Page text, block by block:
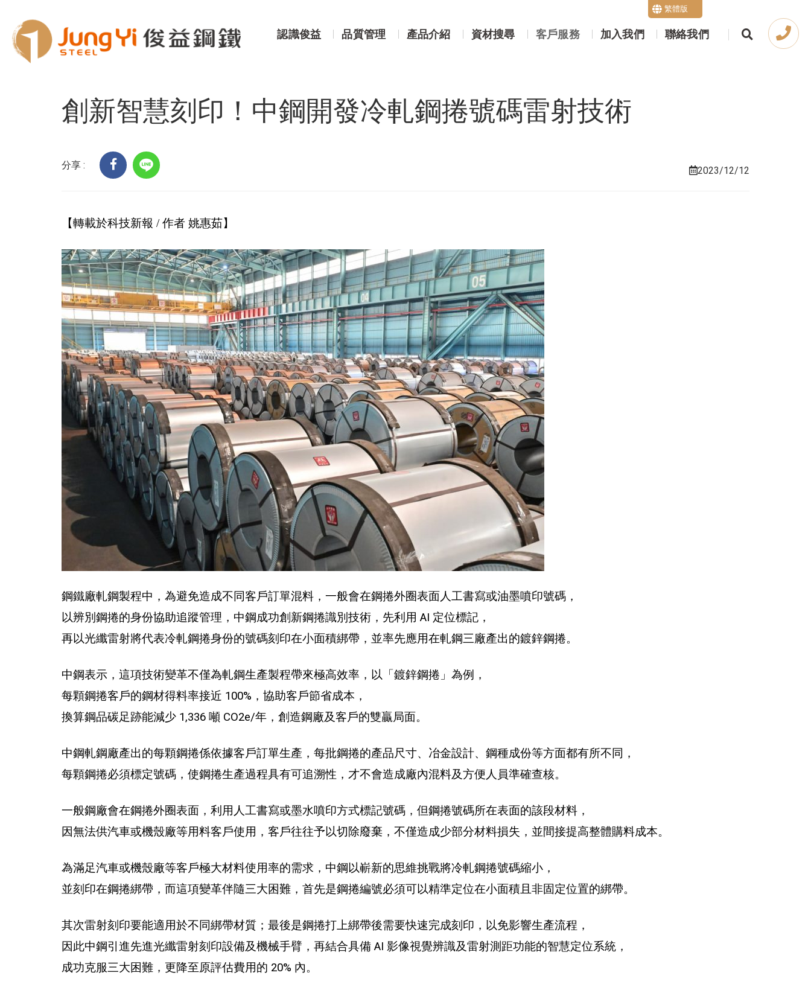
繁體版
English
認識俊益 品質管理 產品介紹 資材搜尋 客戶服務 加入我們 聯絡我們
創新智慧刻印！中鋼開發冷軋鋼捲號碼雷射技術
2023/12/12
分享 :
【轉載於科技新報 / 作者 姚惠茹】
鋼鐵廠軋鋼製程中，為避免造成不同客戶訂單混料，一般會在鋼捲外圈表面人工書寫或油墨噴印號碼，
以辨別鋼捲的身份協助追蹤管理，中鋼成功創新鋼捲識別技術，先利用 AI 定位標記，
再以光纖雷射將代表冷軋鋼捲身份的號碼刻印在小面積綁帶，並率先應用在軋鋼三廠產出的鍍鋅鋼捲。
中鋼表示，這項技術變革不僅為軋鋼生產製程帶來極高效率，以「鍍鋅鋼捲」為例，
每顆鋼捲客戶的鋼材得料率接近 100%，協助客戶節省成本，
換算鋼品碳足跡能減少 1,336 噸 CO2e/年，創造鋼廠及客戶的雙贏局面。
中鋼軋鋼廠產出的每顆鋼捲係依據客戶訂單生產，每批鋼捲的產品尺寸、冶金設計、鋼種成份等方面都有所不同，
每顆鋼捲必須標定號碼，使鋼捲生產過程具有可追溯性，才不會造成廠內混料及方便人員準確查核。
一般鋼廠會在鋼捲外圈表面，利用人工書寫或墨水噴印方式標記號碼，但鋼捲號碼所在表面的該段材料，
因無法供汽車或機殼廠等用料客戶使用，客戶往往予以切除廢棄，不僅造成少部分材料損失，並間接提高整體購料成本。
為滿足汽車或機殼廠等客戶極大材料使用率的需求，中鋼以嶄新的思維挑戰將冷軋鋼捲號碼縮小，
並刻印在鋼捲綁帶，而這項變革伴隨三大困難，首先是鋼捲編號必須可以精準定位在小面積且非固定位置的綁帶。
其次雷射刻印要能適用於不同綁帶材質；最後是鋼捲打上綁帶後需要快速完成刻印，以免影響生產流程，
因此中鋼引進先進光纖雷射刻印設備及機械手臂，再結合具備 AI 影像視覺辨識及雷射測距功能的智慧定位系統，
成功克服三大困難，更降至原評估費用的 20% 內。